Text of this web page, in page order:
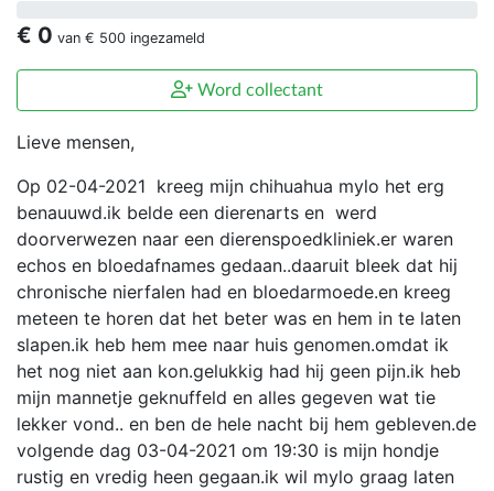
€ 0 van € 500 ingezameld
Word collectant
Lieve mensen,
Op 02-04-2021 kreeg mijn chihuahua mylo het erg
benauuwd.ik belde een dierenarts en werd
doorverwezen naar een dierenspoedkliniek.er waren
echos en bloedafnames gedaan..daaruit bleek dat hij
chronische nierfalen had en bloedarmoede.en kreeg
meteen te horen dat het beter was en hem in te laten
slapen.ik heb hem mee naar huis genomen.omdat ik
het nog niet aan kon.gelukkig had hij geen pijn.ik heb
mijn mannetje geknuffeld en alles gegeven wat tie
lekker vond.. en ben de hele nacht bij hem gebleven.de
volgende dag 03-04-2021 om 19:30 is mijn hondje
rustig en vredig heen gegaan.ik wil mylo graag laten